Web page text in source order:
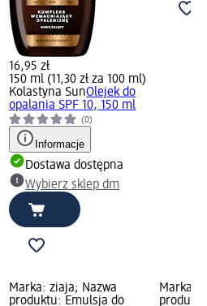
16,95 zł
150 ml (11,30 zł za 100 ml)
Kolastyna SunOlejek do
opalania SPF 10, 150 ml
(0)
Informacje
Dostawa dostępna
Wybierz sklep dm
Marka: ziaja; Nazwa
produktu: Emulsja do
Marka: